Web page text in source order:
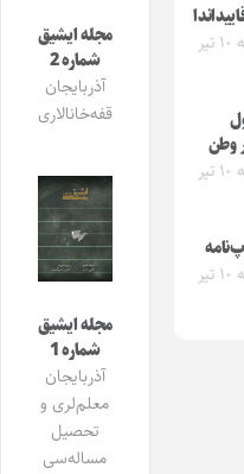
چهارشنبه ۱۰ تیر
وطن
چهارشنبه ۱۰ تیر
چهارشنبه ۱۰ تیر
مجله ایشیق
شماره 2
آذربایجان
قفه‌خانالاری
مجله ایشیق
شماره 1
آذربایجان
معلم‌لری و
تحصیل
مساله‌سی